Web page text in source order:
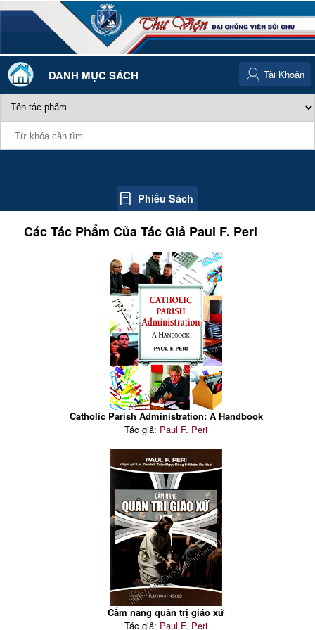
DANH MỤC SÁCH
Phiếu Sách
Tài Khoản
Các Tác Phẩm Của Tác Giả Paul F. Peri
Catholic Parish Administration: A Handbook
Tác giả: Paul F. Peri
Cẩm nang quản trị giáo xứ
Tác giả: Paul F. Peri